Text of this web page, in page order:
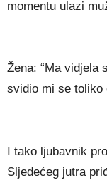
momentu ulazi
Žena: “Ma vidjela
svidio mi se toliko
I tako ljubavnik
Sljedećeg jutra